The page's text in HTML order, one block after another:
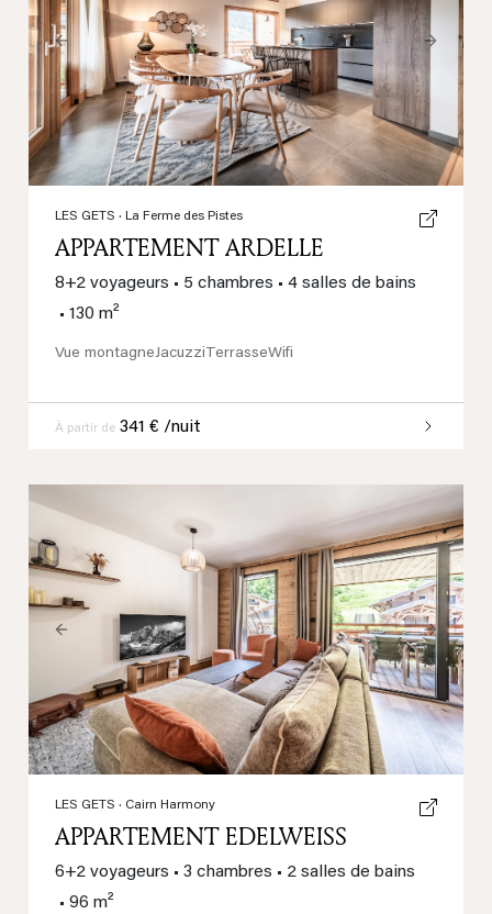
Previous Next
LES GETS · Cairn Harmony
APPARTEMENT EDELWEISS
6+2 voyageurs • 3 chambres • 2 salles de bains
• 96 m²
Previous Next
LES GETS · La Ferme des Pistes
APPARTEMENT ARDELLE
8+2 voyageurs • 5 chambres • 4 salles de bains
• 130 m²
Vue montagneJacuzzi TerrasseWifi
À partir de 341 € /nuit